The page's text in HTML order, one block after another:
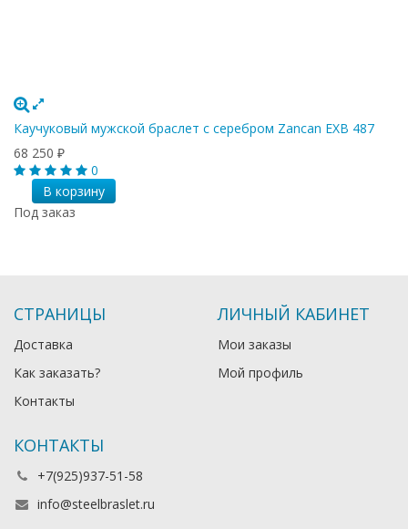
Каучуковый мужской браслет с серебром Zancan EXB 487
68 250 ₽
0
В корзину
Под заказ
СТРАНИЦЫ
Доставка
Как заказать?
Контакты
ЛИЧНЫЙ КАБИНЕТ
Мои заказы
Мой профиль
КОНТАКТЫ
+7(925)937-51-58
info@steelbraslet.ru